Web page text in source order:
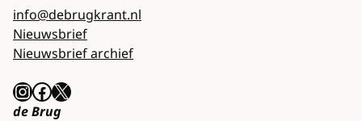
info@debrugkrant.nl
Nieuwsbrief
Nieuwsbrief archief
InstagramFacebook X
de Brug